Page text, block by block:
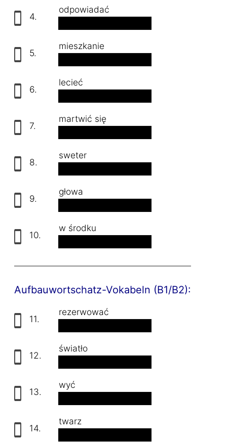
4.
odpowiadać
5.
mieszkanie
6.
lecieć
7.
martwić się
8.
sweter
9.
głowa
10.
w środku
Aufbauwortschatz-Vokabeln (B1/B2):
11.
rezerwować
12.
światło
13.
wyć
14.
twarz